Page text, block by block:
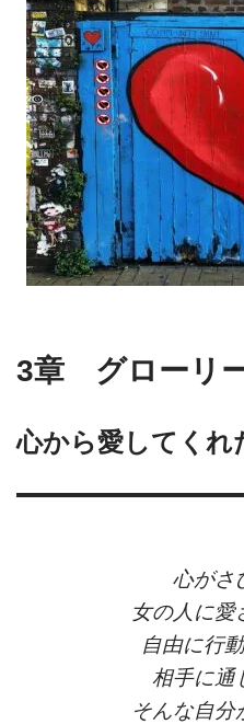
3章 グローリ
心から愛してくれ
心がさ
女の人に愛
自由に行
相手に通
そんな自分